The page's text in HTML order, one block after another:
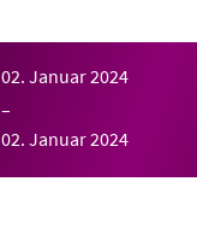
02. Januar 2024
–
02. Januar 2024